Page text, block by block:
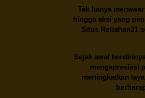
Tak hanya
hingga aksi yang
Situs Rebahan21
Sejak awal
mengapresiasi
meningkatkan